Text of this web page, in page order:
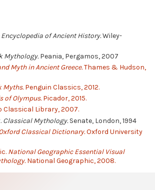
Encyclopedia of Ancient History.Wiley-
Mythology.Peania, Pergamos, 2007
Myth in Ancient Greece.Thames & Hudson,
Myths.Penguin Classics, 2012.
of Olympus.Picador, 2015.
Classical Library, 2007.
Classical Mythology.Senate, London, 1994
Classical Dictionary.Oxford University
National Geographic Essential Visual
National Geographic, 2008.